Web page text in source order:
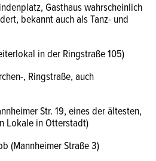
Gasthaus wahrscheinlich
bekannt auch als Tanz- und
in der Ringstraße 105)
, Ringstraße, auch
Str. 19, eines der ältesten,
Lokale in Otterstadt)
(Mannheimer Straße 3)